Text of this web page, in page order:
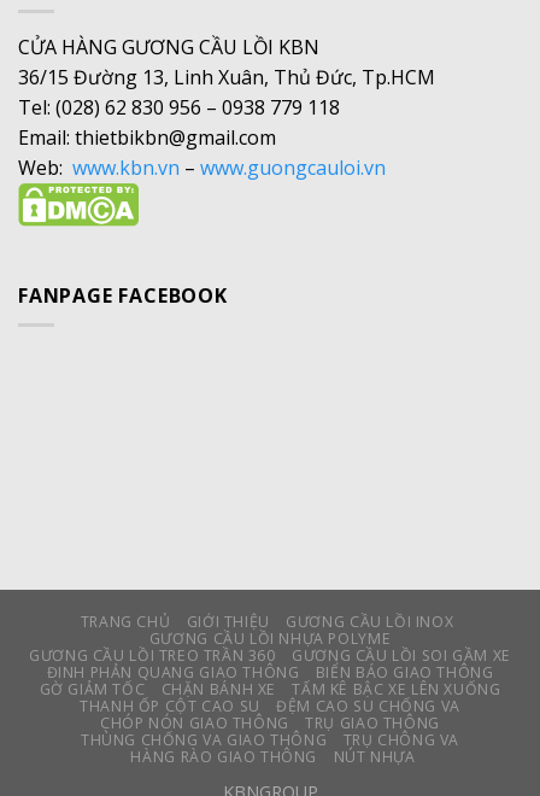
CỬA HÀNG GƯƠNG CẦU LỒI KBN
36/15 Đường 13, Linh Xuân, Thủ Đức, Tp.HCM
Tel: (028) 62 830 956 – 0938 779 118
Email: thietbikbn@gmail.com
Web: www.kbn.vn – www.guongcauloi.vn
FANPAGE FACEBOOK
TRANG CHỦ GIỚI THIỆU
GƯƠNG CẦU LỒI INOX
GƯƠNG CẦU LỒI NHỰA POLYME
GƯƠNG CẦU LỒI TREO TRẦN 360
GƯƠNG CẦU LỒI SOI GẦM XE
ĐINH PHẢN QUANG GIAO THÔNG
BIỂN BÁO GIAO THÔNG
GỜ GIẢM TỐC
CHẶN BÁNH XE
TẤM KÊ BẬC XE LÊN XUỐNG
THANH ỐP CỘT CAO SU
ĐỆM CAO SU CHỐNG VA
CHÓP NÓN GIAO THÔNG
TRỤ GIAO THÔNG
THÙNG CHỐNG VA GIAO THÔNG
TRỤ CHÔNG VA
HÀNG RÀO GIAO THÔNG
NÚT NHỰA